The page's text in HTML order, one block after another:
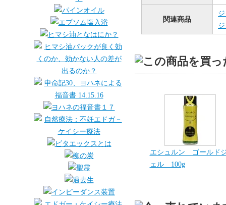
関連商品
エシュルン ゴールド
ェル 100g